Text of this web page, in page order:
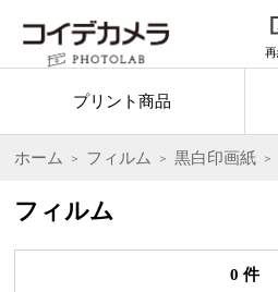
プリント商品
ホーム フィルム 黒白印画紙
フィルム
0 件